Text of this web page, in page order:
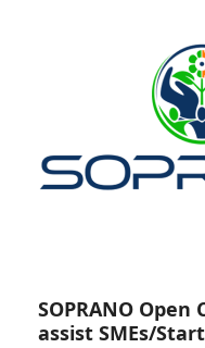
SOPRANO Open
assist SMEs/